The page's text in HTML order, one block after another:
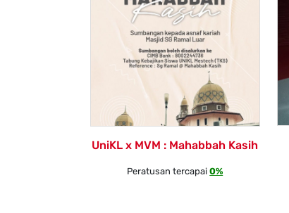
UniKL x MVM : Mahabbah Kasih
Peratusan tercapai0%